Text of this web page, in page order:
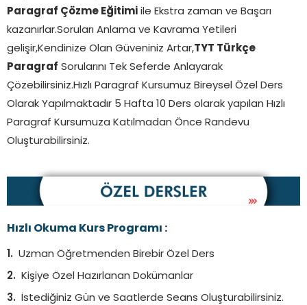
Paragraf Çözme Eğitimi ile Ekstra zaman ve Başarı
kazanırlar.Soruları Anlama ve Kavrama Yetileri
gelişir,Kendinize Olan Güveniniz Artar,TYT Türkçe
Paragraf Sorularını Tek Seferde Anlayarak
Çözebilirsiniz.Hızlı Paragraf Kursumuz Bireysel Özel Ders
Olarak Yapılmaktadır 5 Hafta 10 Ders olarak yapılan Hızlı
Paragraf Kursumuza Katılmadan Önce Randevu
Oluşturabilirsiniz.
Hızlı Okuma Kurs Programı :
Uzman Öğretmenden Birebir Özel Ders
Kişiye Özel Hazırlanan Dokümanlar
İstediğiniz Gün ve Saatlerde Seans Oluşturabilirsiniz.